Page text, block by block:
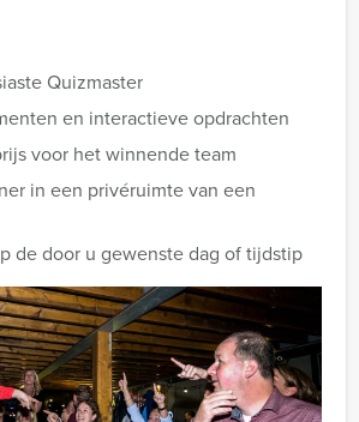
Quizmaster
en interactieve opdrachten
voor het winnende team
in een privéruimte van een
de door u gewenste dag of tijdstip